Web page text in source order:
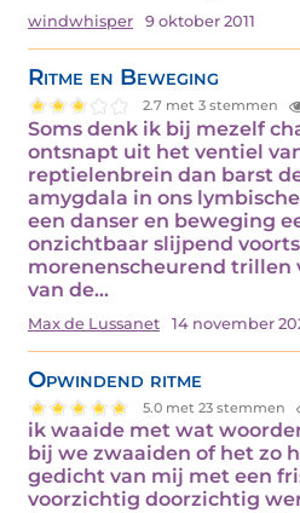
windwhisper 9 oktober 2011
Ritme en Beweging
2.7 met 3 stemmen
Soms denk ik bij mezelf
ontsnapt uit het ventiel
reptielenbrein dan barst
amygdala in ons
een danser en beweging
onzichtbaar slijpend
morenenscheurend trillen
van de…
Max de Lussanet 14 november
Opwindend ritme
5.0 met 23 stemmen
ik waaide met wat
bij we zwaaiden of het zo
gedicht van mij met een
voorzichtig doorzichtig